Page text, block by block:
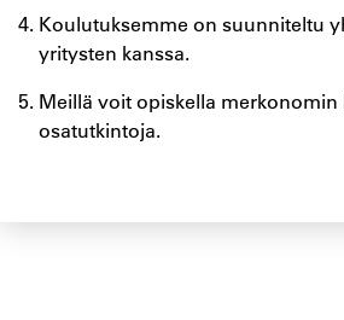
Koulutuksemme on suunniteltu
yritysten kanssa.
Meillä voit opiskella
osatutkintoja.